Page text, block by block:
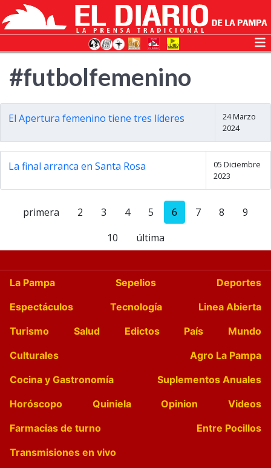
#futbolfemenino
El Apertura femenino tiene tres líderes
24 Marzo
2024
La final arranca en Santa Rosa
05 Diciembre
2023
primera 2 3 4 5 6 7 8
9
10
última
La Pampa Sepelios
Deportes
Espectáculos
Tecnología
Linea Abierta
Turismo
Salud Edictos País
Mundo
Culturales
Agro La Pampa
Cocina y Gastronomía
Suplementos Anuales
Horóscopo
Quiniela Opinion
Videos
Farmacias de turno
Entre Pocillos
Transmisiones en vivo